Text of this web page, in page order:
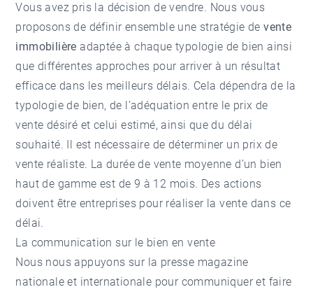
Vous avez pris la décision de vendre. Nous vous
proposons de définir ensemble une stratégie devente
immobilière adaptée à chaque typologie de bien ainsi
que différentes approches pour arriver à un résultat
efficace dans les meilleurs délais. Cela dépendra de la
typologie de bien, de l’adéquation entre le prix de
vente désiré et celui estimé, ainsi que du délai
souhaité. Il est nécessaire de déterminer un prix de
vente réaliste. La durée de vente moyenne d’un bien
haut de gamme est de 9 à 12 mois. Des actions
doivent être entreprises pour réaliser la vente dans ce
délai.
La communication sur le bien en vente
Nous nous appuyons sur la presse magazine
nationale et internationale pour communiquer et faire